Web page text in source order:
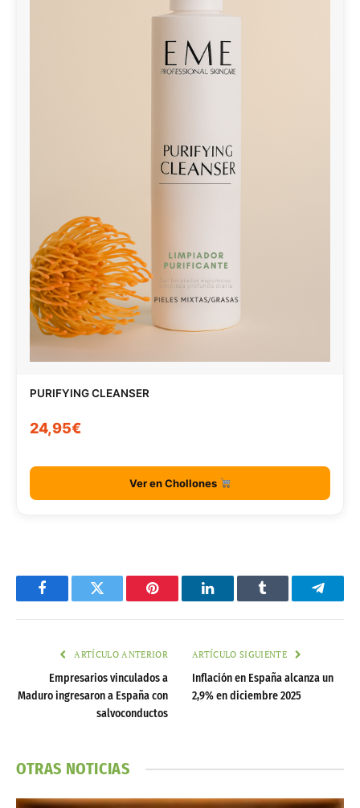
PURIFYING CLEANSER
24,95€
Ver en Chollones
FacebookTwitter Pinterest LinkedInTumblr
ARTÍCULO ANTERIOR
Empresarios vinculados a
Maduro ingresaron a España con
salvoconductos
ARTÍCULO SIGUIENTE
Inflación en España alcanza un
2,9% en diciembre 2025
OTRAS NOTICIAS